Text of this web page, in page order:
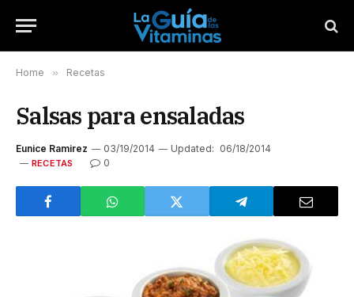
Home » Recetas
Salsas para ensaladas
Eunice Ramirez 03/19/2014 Updated: 06/18/2014
RECETAS 0